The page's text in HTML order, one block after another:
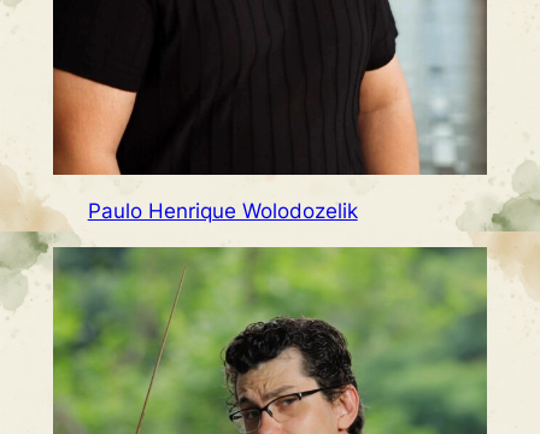
Paulo Henrique Wolodozelik